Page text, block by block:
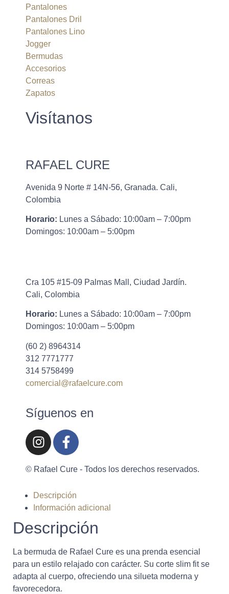
Pantalones
Pantalones Dril
Pantalones Lino
Jogger
Bermudas
Accesorios
Correas
Zapatos
Visítanos
RAFAEL CURE
Avenida 9 Norte # 14N-56, Granada. Cali,
Colombia
Horario: Lunes a Sábado: 10:00am – 7:00pm
Domingos: 10:00am – 5:00pm
Cra 105 #15-09 Palmas Mall, Ciudad Jardín.
Cali, Colombia
Horario: Lunes a Sábado: 10:00am – 7:00pm
Domingos: 10:00am – 5:00pm
(60 2) 8964314
312 7771777
314 5758499
comercial@rafaelcure.com
Síguenos en
© Rafael Cure - Todos los derechos reservados.
Descripción
Información adicional
Descripción
La bermuda de Rafael Cure es una prenda esencial
para un estilo relajado con carácter. Su corte slim fit se
adapta al cuerpo, ofreciendo una silueta moderna y
favorecedora.